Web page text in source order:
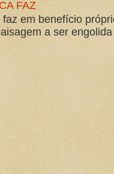
FAZ
faz em benefício
a ser